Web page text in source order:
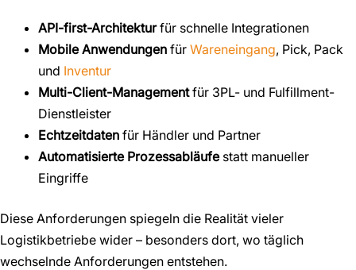
API-first-Architekturfür schnelle Integrationen
Mobile Anwendungen für Wareneingang, Pick, Pack
und Inventur
Multi-Client-Managementfür 3PL- und Fulfillment-
Dienstleister
Echtzeitdaten für Händler und Partner
Automatisierte Prozessabläufestatt manueller
Eingriffe
Diese Anforderungen spiegeln die Realität vieler
Logistikbetriebe wider – besonders dort, wo täglich
wechselnde Anforderungen entstehen.